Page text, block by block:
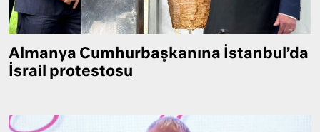
Almanya Cumhurbaşkanına İstanbul’da
İsrail protestosu